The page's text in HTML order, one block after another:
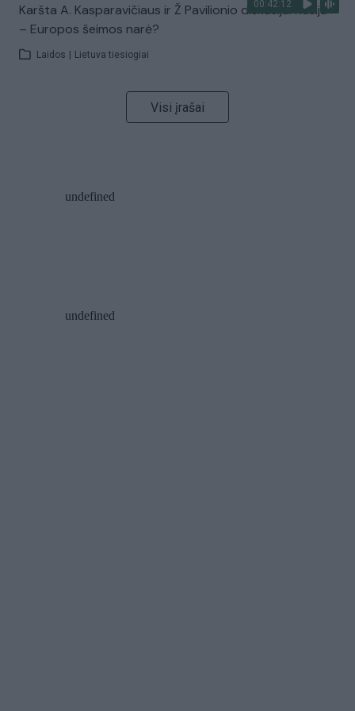
00:42:12
Karšta A. Kasparavičiaus ir Ž Pavilionio diskusija: Rusija
– Europos šeimos narė?
Laidos Lietuva tiesiogiai
Visi įrašai